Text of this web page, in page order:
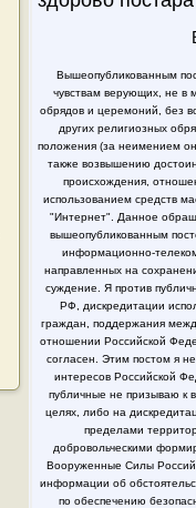
Вышеопубликованным
чувствам верующих, не в
обрядов и церемоний, без
других религиозных
положения (за неимением
также возвышению
происхождения,
использованием средств
"Интернет". Данное
вышеопубликованным
информационно-
направленных на
суждение. Я против
РФ, дискредитации
граждан, поддержания
отношении Российской
согласен. Этим постом я
интересов Российской
публичные не призываю к
целях, либо на
пределами
добровольческими
Вооруженные Силы
информации об
по обеспечению